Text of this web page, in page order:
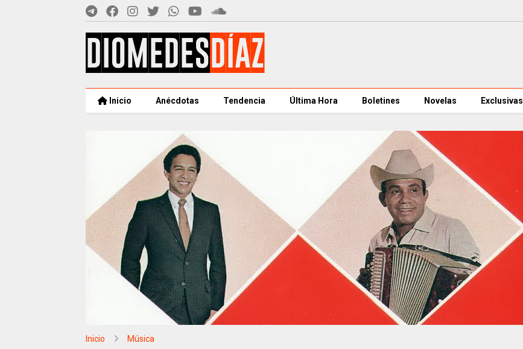
Inicio Anécdotas Tendencia Última Hora Boletines Novelas Exclusivas
Inicio Música